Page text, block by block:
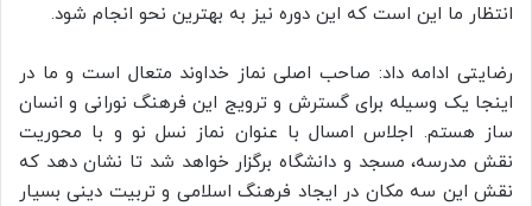
انتظار ما این است که این دوره نیز به بهترین نحو انجام شود.
رضایتی ادامه داد: صاحب اصلی نماز خداوند متعال است و ما در
اینجا یک وسیله برای گسترش و ترویج این فرهنگ نورانی و انسان
ساز هستم. اجلاس امسال با عنوان نماز نسل نو و با محوریت
نقش مدرسه، مسجد و دانشگاه برگزار خواهد شد تا نشان دهد که
نقش این سه مکان در ایجاد فرهنگ اسلامی و تربیت دینی بسیار